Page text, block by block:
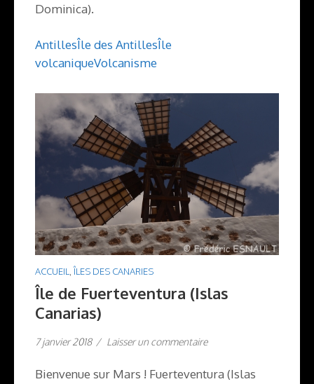
Dominica).
AntillesÎle des AntillesÎle
volcaniqueVolcanisme
ACCUEIL ÎLES DES CANARIES
Île de Fuerteventura (Islas
Canarias)
7 janvier 2018 / Laisser un commentaire
Bienvenue sur Mars ! Fuerteventura (Islas